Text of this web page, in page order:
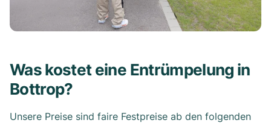
Was kostet eine Entrümpelung in
Bottrop?
Unsere Preise sind faire Festpreise ab den folgenden